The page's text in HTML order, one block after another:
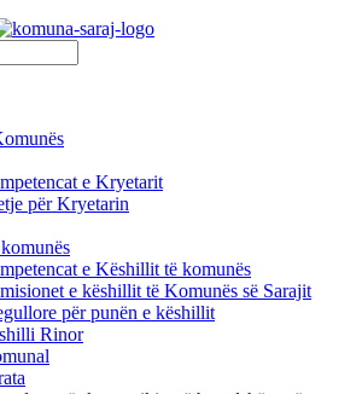
e Kryetarit
për Kryetarin
e Këshillit të komunës
e këshillit të Komunës së Sarajit
për punën e këshillit
Rinor